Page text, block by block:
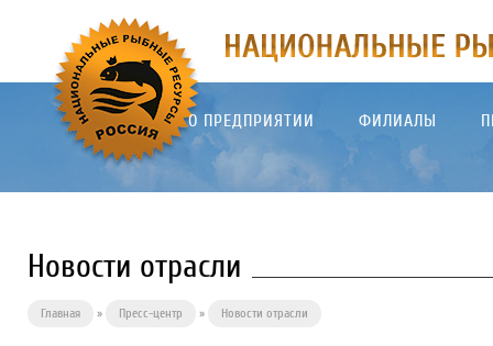
О ПРЕДПРИЯТИИ ФИЛИАЛЫ
Новости отрасли
Главная » Пресс-центр » Новости отрасли